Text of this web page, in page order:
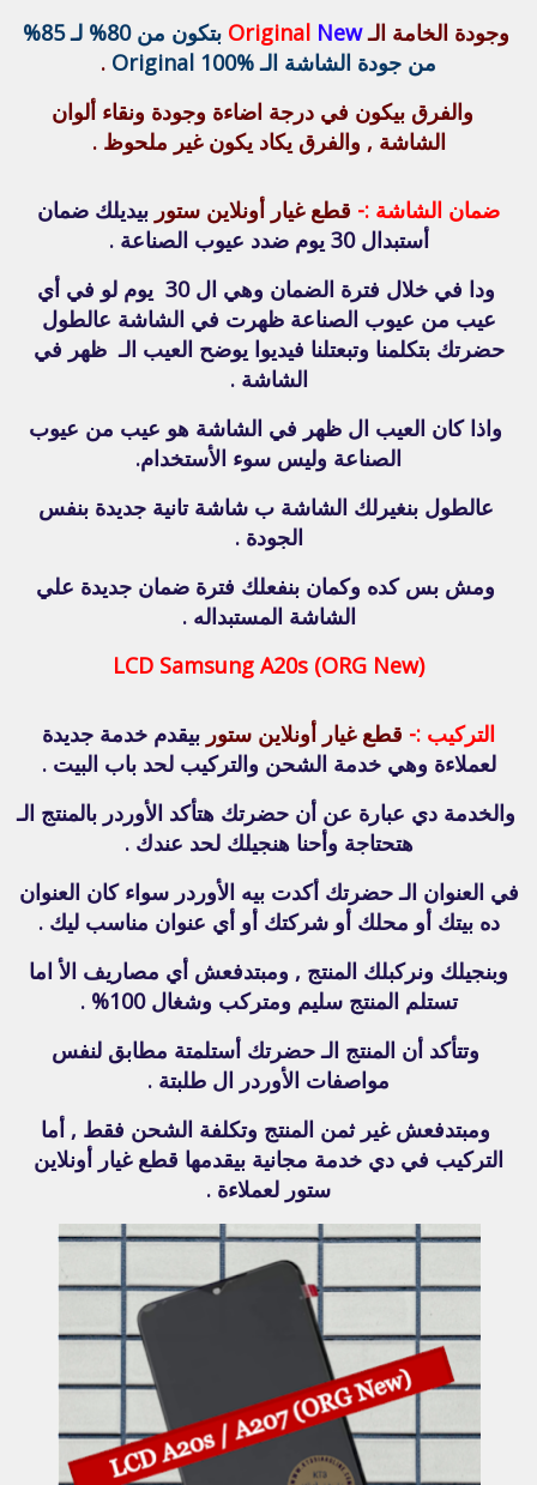
وجودة الخامة الـ
Original New
بتكون من 80% لـ 85%
من جودة الشاشة الـ Original 100%
.
والفرق بيكون في درجة اضاءة وجودة ونقاء ألوان
الشاشة , والفرق يكاد يكون غير ملحوظ .
ضمان الشاشة :- قطع غيار أونلاين ستور بيديلك ضمان
أستبدال 30 يوم ضدد عيوب الصناعة .
ودا في خلال فترة الضمان وهي ال 30 يوم لو في أي
عيب من عيوب الصناعة ظهرت في الشاشة عالطول
حضرتك بتكلمنا وتبعتلنا فيديوا يوضح العيب الـ ظهر في
الشاشة .
واذا كان العيب ال ظهر في الشاشة هو عيب من عيوب
الصناعة وليس سوء الأستخدام.
عالطول بنغيرلك الشاشة ب شاشة تانية جديدة بنفس
الجودة .
ومش بس كده وكمان بنفعلك فترة ضمان جديدة علي
الشاشة المستبداله .
LCD Samsung A20s (ORG New)
التركيب :- قطع غيار أونلاين ستور بيقدم خدمة جديدة
لعملاءة وهي خدمة الشحن والتركيب لحد باب البيت .
والخدمة دي عبارة عن أن حضرتك هتأكد الأوردر بالمنتج الـ
هتحتاجة وأحنا هنجيلك لحد عندك .
في العنوان الـ حضرتك أكدت بيه الأوردر سواء كان العنوان
ده بيتك أو محلك أو شركتك أو أي عنوان مناسب ليك .
وبنجيلك ونركبلك المنتج , ومبتدفعش أي مصاريف الأ اما
تستلم المنتج سليم ومتركب وشغال 100% .
وتتأكد أن المنتج الـ حضرتك أستلمتة مطابق لنفس
مواصفات الأوردر ال طلبتة .
ومبتدفعش غير ثمن المنتج وتكلفة الشحن فقط , أما
التركيب في دي خدمة مجانية بيقدمها قطع غيار أونلاين
ستور لعملاءة .